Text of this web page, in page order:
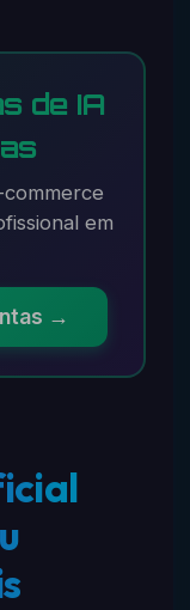
de IA
em
→